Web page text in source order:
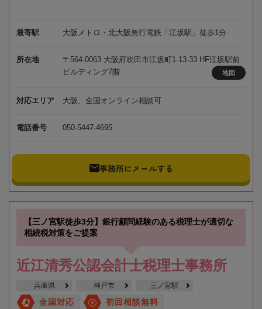
最寄駅 大阪メトロ・北大阪急行電鉄「江坂駅」徒歩1分
所在地
〒564-0063 大阪府吹田市江坂町1-13-33 HF江坂駅前
ビルディング7階
地図
対応エリア 大阪、全国オンライン相談可
電話番号 050-5447-4695
事務所にメールする
【三ノ宮駅徒歩3分】銀行顧問経験のある税理士が適切な
相続税対策をご提案
近江清秀公認会計士税理士事務所
兵庫県 神戸市 三ノ宮駅
全国対応 初回相談無料